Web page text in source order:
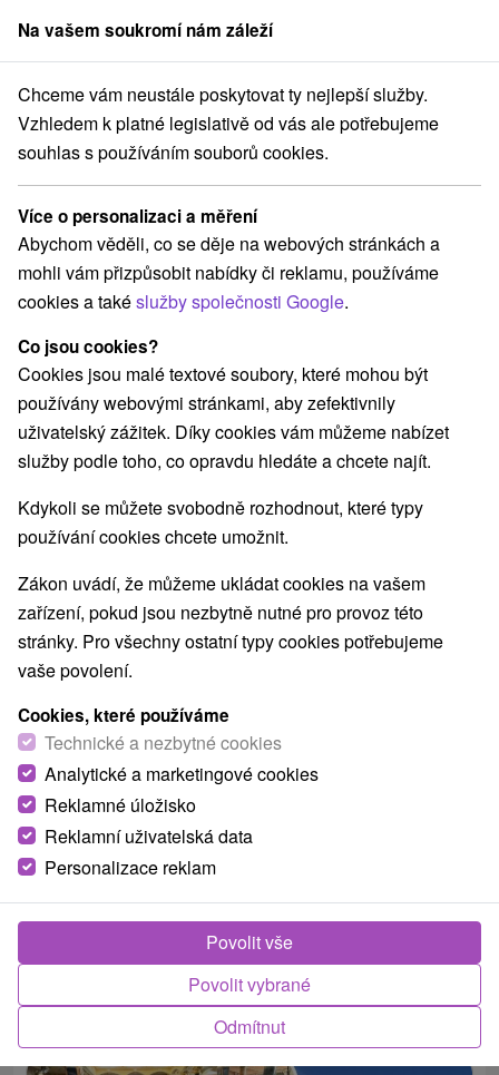
člen skupinySorger
Pobyty na Slovensku Wellness pobyty Horné Považie
Wellness pobyty Horné Považie
Kategorie
Všechny kategorie
Pobyty v akci(2)
Wellness pobyty(10) Víkendové pobyty(7)
Romantické pobyty
Rodinné pobyty(4)
Vyberte lokalitu nebo termín
Nejprodávanější
1.
Léčebný wellness pobyt RELAX CLASSIC:
oblíbený pobyt pro dokonalé uvolnění
Lázně Rajecké Teplice: sleva ve výši 20 % na
Od 2 Nocí
Polopenze
Tradiční lázeňská péče s ubytováním a polopenzí.
Součástí balíčku je neomezený vstup do termálních
bazénů, Natural Spa,...
Na vašem soukromí nám záleží
Chceme vám neustále poskytovat ty nejlepší služby.
Vzhledem k platné legislativě od vás ale potřebujeme
souhlas s používáním souborů cookies.
Více o personalizaci a měření
Abychom věděli, co se děje na webových stránkách a
mohli vám přizpůsobit nabídky či reklamu, používáme
cookies a takéslužby společnosti Google.
Co jsou cookies?
Cookies jsou malé textové soubory, které mohou být
používány webovými stránkami, aby zefektivnily
uživatelský zážitek. Díky cookies vám můžeme nabízet
služby podle toho, co opravdu hledáte a chcete najít.
Kdykoli se můžete svobodně rozhodnout, které typy
používání cookies chcete umožnit.
Zákon uvádí, že můžeme ukládat cookies na vašem
zařízení, pokud jsou nezbytně nutné pro provoz této
stránky. Pro všechny ostatní typy cookies potřebujeme
vaše povolení.
Cookies, které používáme
Technické a nezbytné cookies
Analytické a marketingové cookies
Reklamné úložisko
Reklamní uživatelská data
Personalizace reklam
Odmítnut
Povolit vybrané
Povolit vše